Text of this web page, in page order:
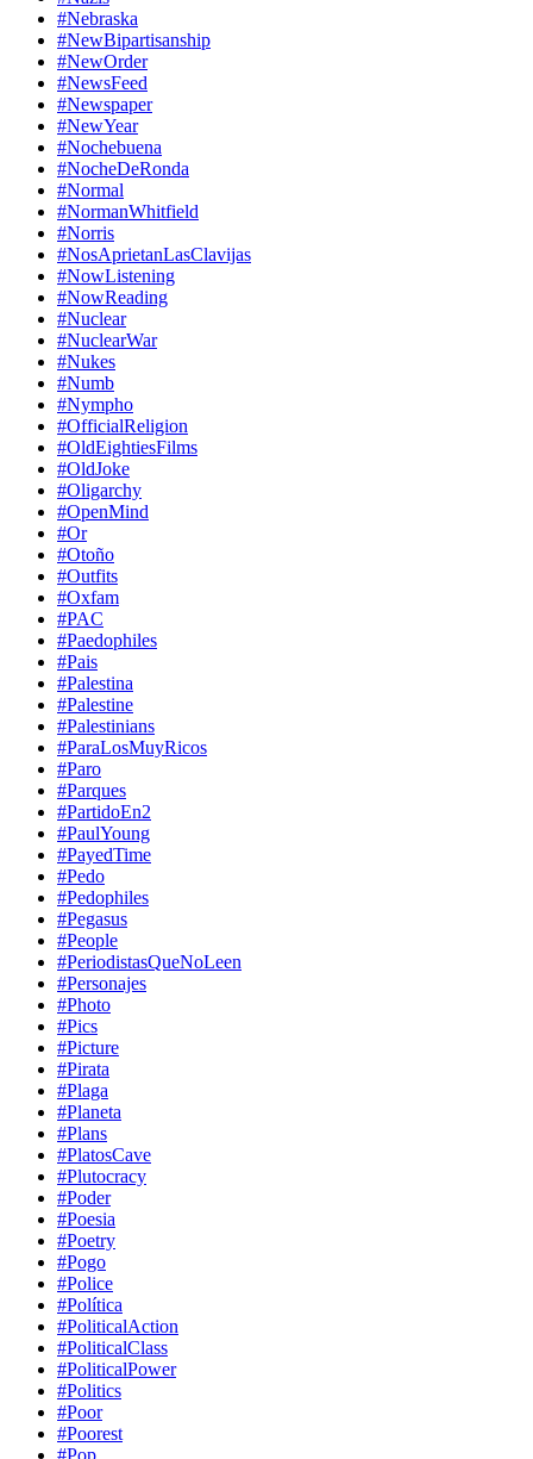
#Nebraska
#NewBipartisanship
#NewOrder
#NewsFeed
#Newspaper
#NewYear
#Nochebuena
#NocheDeRonda
#Normal
#NormanWhitfield
#Norris
#NosAprietanLasClavijas
#NowListening
#NowReading
#Nuclear
#NuclearWar
#Nukes
#Numb
#Nympho
#OfficialReligion
#OldEightiesFilms
#OldJoke
#Oligarchy
#OpenMind
#Or
#Otoño
#Outfits
#Oxfam
#PAC
#Paedophiles
#Pais
#Palestina
#Palestine
#Palestinians
#ParaLosMuyRicos
#Paro
#Parques
#PartidoEn2
#PaulYoung
#PayedTime
#Pedo
#Pedophiles
#Pegasus
#People
#PeriodistasQueNoLeen
#Personajes
#Photo
#Pics
#Picture
#Pirata
#Plaga
#Planeta
#Plans
#PlatosCave
#Plutocracy
#Poder
#Poesia
#Poetry
#Pogo
#Police
#Política
#PoliticalAction
#PoliticalClass
#PoliticalPower
#Politics
#Poor
#Poorest